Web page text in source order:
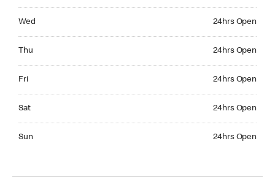
Wed 24hrs Open
Thu 24hrs Open
Fri 24hrs Open
Sat 24hrs Open
Sun 24hrs Open